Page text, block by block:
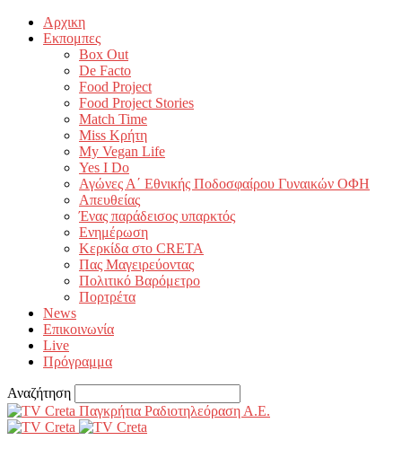
Αρχικη
Εκπομπες
Box Out
De Facto
Food Project
Food Project Stories
Match Time
Miss Κρήτη
My Vegan Life
Yes I Do
Αγώνες Α΄ Εθνικής Ποδοσφαίρου Γυναικών ΟΦΗ
Απευθείας
Ένας παράδεισος υπαρκτός
Ενημέρωση
Κερκίδα στο CRETA
Πας Μαγειρεύοντας
Πολιτικό Βαρόμετρο
Πορτρέτα
News
Επικοινωνία
Live
Πρόγραμμα
Αναζήτηση
Παγκρήτια Ραδιοτηλεόραση Α.Ε.